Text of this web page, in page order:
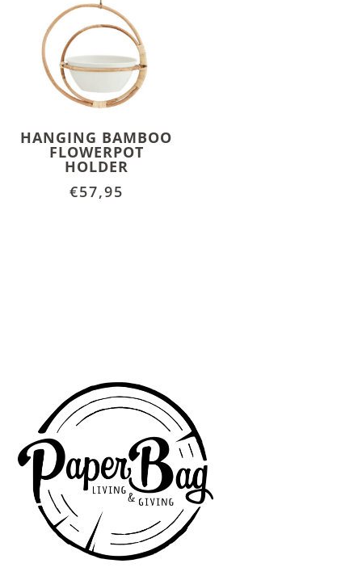
HANGING BAMBOO
FLOWERPOT
HOLDER
€57,95